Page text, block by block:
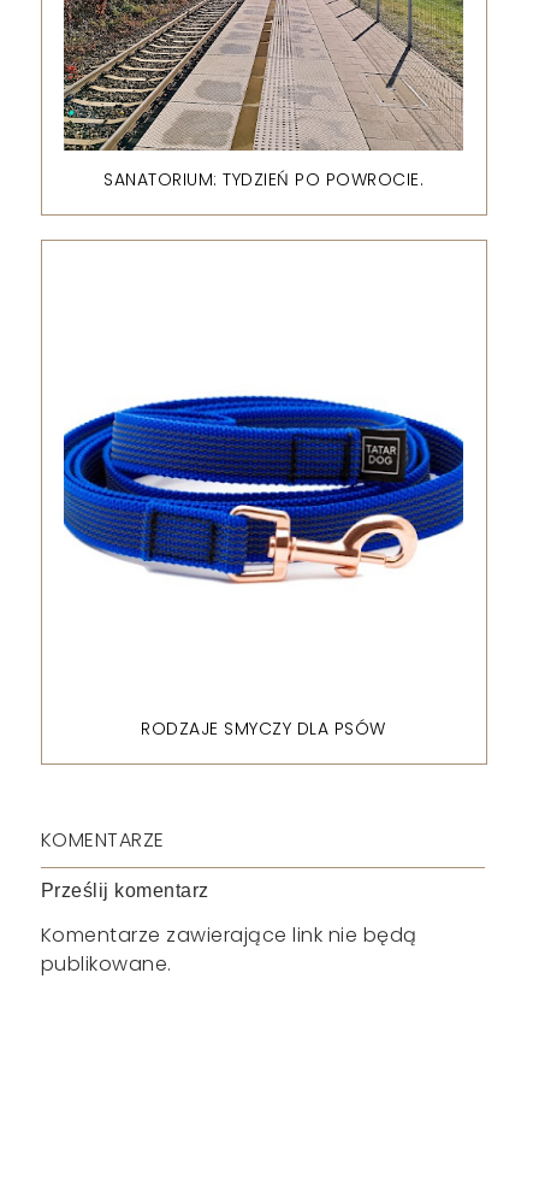
SANATORIUM: TYDZIEŃ PO POWROCIE.
RODZAJE SMYCZY DLA PSÓW
KOMENTARZE
Prześlij komentarz
Komentarze zawierające link nie będą
publikowane.